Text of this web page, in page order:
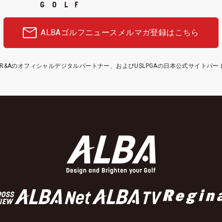
ALBAゴルフニュース メルマガ登録はこちら
のオフィシャルデジタルパートナー、およびUSLPGAの日本公式サイトパー